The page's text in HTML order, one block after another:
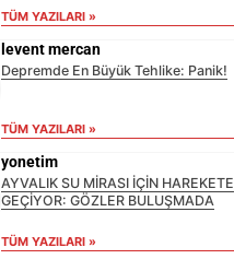
TÜM YAZILARI »
levent mercan
Depremde En Büyük Tehlike: Panik!
TÜM YAZILARI »
yonetim
AYVALIK SU MİRASI İÇİN HAREKETE
GEÇİYOR: GÖZLER BULUŞMADA
TÜM YAZILARI »
EİB’DE KRİTİK ATAMA:
SÜRDÜRÜLEBİLİRLİKTE NE
DEĞİŞECEK?